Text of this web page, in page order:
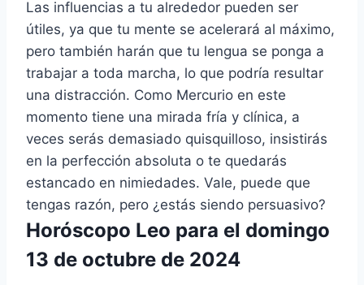
Las influencias a tu alrededor pueden ser
útiles, ya que tu mente se acelerará al máximo,
pero también harán que tu lengua se ponga a
trabajar a toda marcha, lo que podría resultar
una distracción. Como Mercurio en este
momento tiene una mirada fría y clínica, a
veces serás demasiado quisquilloso, insistirás
en la perfección absoluta o te quedarás
estancado en nimiedades. Vale, puede que
tengas razón, pero ¿estás siendo persuasivo?
Horóscopo Leo para el domingo
13 de octubre de 2024